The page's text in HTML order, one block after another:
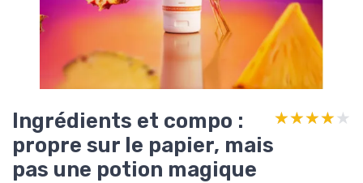
Ingrédients et compo :
propre sur le papier, mais
pas une potion magique
★★★★★
★★★★★